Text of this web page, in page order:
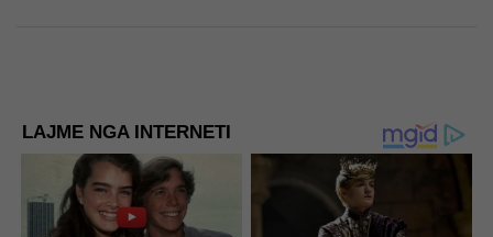
LAJME NGA INTERNETI